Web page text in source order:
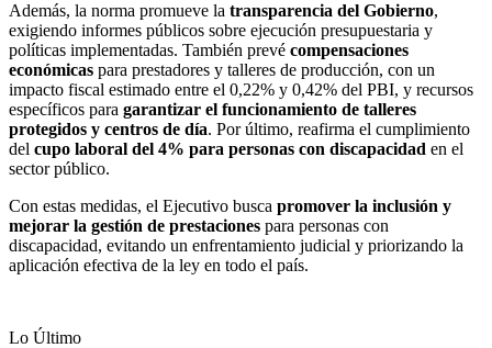
Además, la norma promueve la transparencia del Gobierno,
exigiendo informes públicos sobre ejecución presupuestaria y
políticas implementadas. También prevé compensaciones
económicas para prestadores y talleres de producción, con un
impacto fiscal estimado entre el 0,22% y 0,42% del PBI, y recursos
específicos para garantizar el funcionamiento de talleres
protegidos y centros de día. Por último, reafirma el cumplimiento
del cupo laboral del 4% para personas con discapacidad en el
sector público.
Con estas medidas, el Ejecutivo busca promover la inclusión y
mejorar la gestión de prestaciones para personas con
discapacidad, evitando un enfrentamiento judicial y priorizando la
aplicación efectiva de la ley en todo el país.
Lo Último